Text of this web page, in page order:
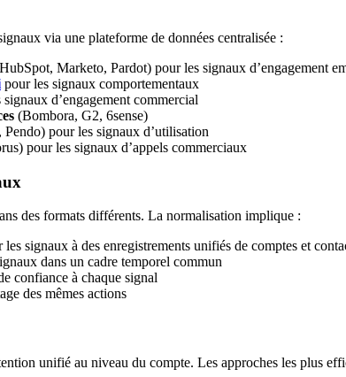
via une plateforme de données centralisée :
Marketo, Pardot) pour les signaux d’engagement
pour les signaux comportementaux
d’engagement commercial
(Bombora, G2, 6sense)
pour les signaux d’utilisation
pour les signaux d’appels commerciaux
des formats différents. La normalisation implique :
les signaux à des enregistrements unifiés de comptes et
dans un cadre temporel commun
confiance à chaque signal
des mêmes actions
unifié au niveau du compte. Les approches les plus